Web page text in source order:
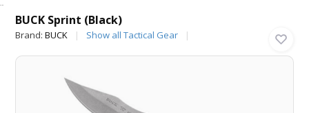
BUCK Sprint (Black)
Brand:BUCK Show all Tactical Gear